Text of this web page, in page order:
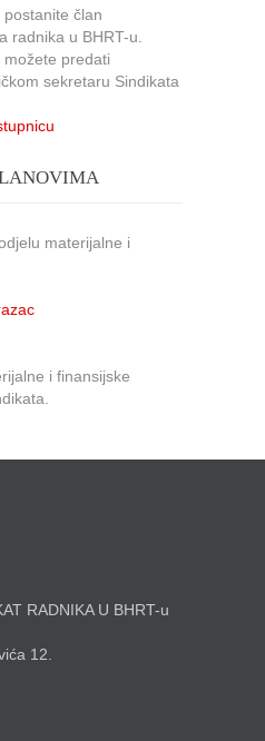
član
radnika u BHRT-u.
predati
sekretaru Sindikata
materijalne i
i finansijske
RADNIKA U BHRT-u
12.